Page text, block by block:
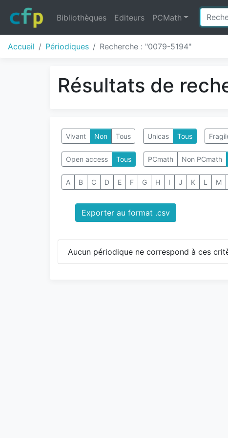
Bibliothèques Editeurs PCMath
Accueil Périodiques Recherche : "0079-5194"
Résultats de
Vivant Non Tous Unicas Tous
Open access Tous PCmath Non PCmath
A B C D E F G H I J K L M
Exporter au format .csv
Aucun périodique ne correspond à ces